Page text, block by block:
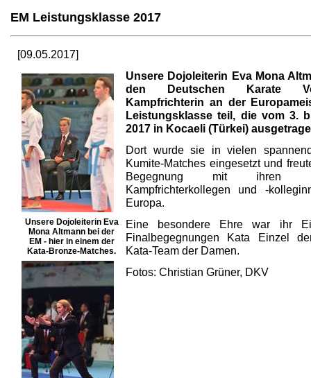
EM Leistungsklasse 2017
[09.05.2017]
Unsere Dojoleiterin Eva
Mona Altmann bei der
EM - hier in einem der
Kata-Bronze-Matches.
Unsere Dojoleiterin Eva Mona
den Deutschen Karate
Kampfrichterin an der
Leistungsklasse teil, die vom 3.
2017 in Kocaeli (Türkei)
Dort wurde sie in vielen
Kumite-Matches eingesetzt und
Begegnung mit ihren
Kampfrichterkollegen und -
Europa.
Eine besondere Ehre war ihr
Finalbegegnungen Kata Einzel
Kata-Team der Damen.
Fotos: Christian Grüner, DKV